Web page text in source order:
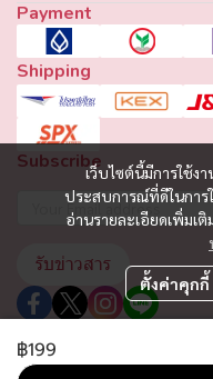
฿199
เว็บไซต์นี้มีการใช้ง
ประสบการณ์ที่ดีในการ
อ่านรายละเอียดเพิ่มเติ
ตั้งค่าคุกกี้
Payment
Shipping
Subscribe
รับข่าวสาร
Copyright 2023 | All